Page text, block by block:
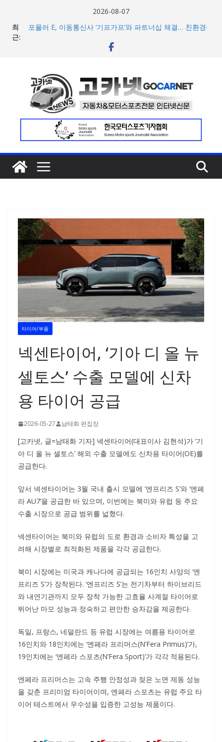
2026-08-07
최
근:
포뮬러 E, 이동통신사 ‘기프가프’와 파트너십 체결… 친환경·
람보르기니, 이탈리아 우주비행사 네스폴리와 ‘미우라 SV’
공개… 본격 계약 개시
아우디, 405일 만에 완성한 초고성능 슈퍼카 ‘누볼라리’ 제
작 비하인드 영상 공개
[신차] 가주 레이싱, 주행 성능 강화한 ‘GR86’ 부분변경 모델
공개… 일본서 28일 계약 개시
타이어/부품
넥센타이어, ‘기아 디 올 뉴
셀토스’ 수출 모델에 신차
용 타이어 공급
2026-05-27 남태화 편집장
[고카넷, 글=남태화 기자] 넥센타이어(대표이사 김현석)가 ‘기
아 디 올 뉴 셀토스’ 해외 수출 모델에도 신차용 타이어(OE)를
공급한다.
앞서 넥센타이어는 3월 국내 출시 모델에 ‘엔프리즈 S’와 ‘엔페
라 AU7’을 공급한 바 있으며, 이번에는 북미와 유럽 등 주요
수출 시장으로 공급 범위를 넓혔다.
넥센타이어는 북미와 유럽의 도로 환경과 소비자 특성을 고
려해 시장별로 최적화된 제품을 각각 공급한다.
북미 시장에는 미국과 캐나다에 공급되는 16인치 사양의 ‘엔
프리즈 S’가 장착된다. ‘엔프리즈 S’는 전기차부터 하이브리드
와 내연기관까지 모두 장착 가능한 고효율 사계절 타이어로
뛰어난 마모 성능과 정숙하고 편안한 승차감을 제공한다.
독일, 프랑스, 네덜란드 등 유럽 시장에는 여름용 타이어로
16인치와 18인치에는 ‘엔페라 프리머스(N’Fera Primus)’가,
19인치에는 ‘엔페라 스포츠(N’Fera Sport)’가 각각 적용된다.
엔페라 프리머스는 고속 주행 안정성과 젖은 노면 제동 성능
을 갖춘 프리미엄 타이어이며, 엔페라 스포츠는 유럽 주요 타
이어 테스트에서 우수성을 입증한 고성능 제품이다.